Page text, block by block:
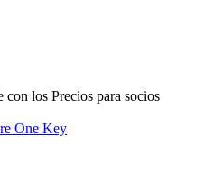
con los Precios para socios
One Key